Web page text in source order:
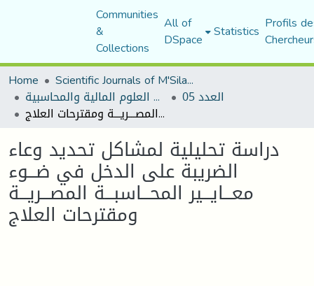
Communities
&
Collections
All of
DSpace Statistics Profils
Home
Scientific Journals of M'Sila University
مجلة البحوث في العلوم المالية والمحاسبية العدد 05
دراسة تحليلية لمشاكل تحديد وعاء الضريبة على الدخل في ضـــوء معـــايـــير المحـــاسبـــة المصـــريـــة ومقترحات العلاج
دراسة تحليلية لمشاكل تحديد وعاء
الضريبة على الدخل في ضـــوء
معـــايـــير المحـــاسبـــة المصـــريـــة
ومقترحات العلاج